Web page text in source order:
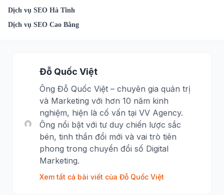
Dịch vụ SEO Hà Tĩnh
Dịch vụ SEO Cao Bằng
Đỗ Quốc Việt
Ông Đỗ Quốc Việt – chuyên gia quản trị
và Marketing với hơn 10 năm kinh
nghiệm, hiện là cố vấn tại VV Agency.
Ông nổi bật với tư duy chiến lược sắc
bén, tinh thần đổi mới và vai trò tiên
phong trong chuyển đổi số Digital
Marketing.
Xem tất cả bài viết của Đỗ Quốc Việt